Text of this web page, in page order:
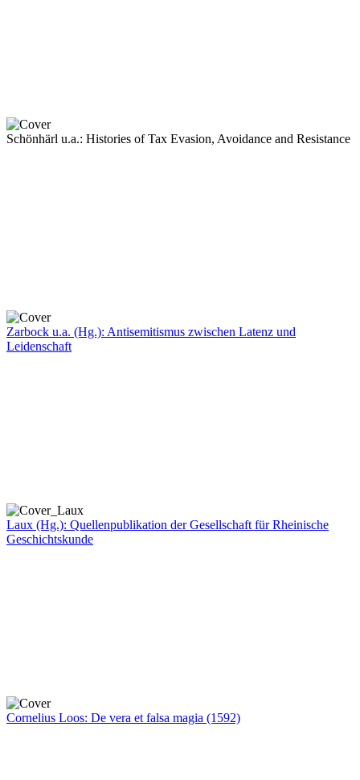
Schönhärl u.a.: Histories of Tax Evasion, Avoidance and Resistance
Zarbock u.a. (Hg.): Antisemitismus zwischen Latenz und
Leidenschaft
Laux (Hg.): Quellenpublikation der Gesellschaft für Rheinische
Geschichtskunde
Cornelius Loos: De vera et falsa magia (1592)